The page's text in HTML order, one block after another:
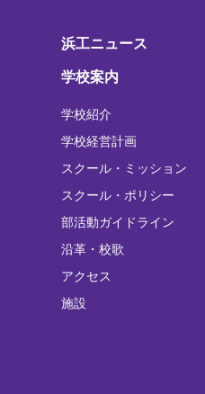
浜工ニュース
学校案内
学校紹介
学校経営計画
スクール・ミッション
スクール・ポリシー
部活動ガイドライン
沿革・校歌
アクセス
施設